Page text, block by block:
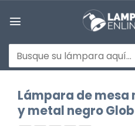
Buscar
por:
Lámpara de
y metal negro